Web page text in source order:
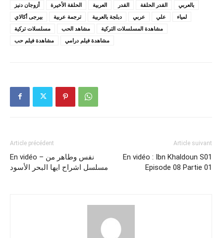
أزوجان دنيز
الحلقة الأخيرة العربية القدر القدر الحلقة
بالعربي
بيرجى أكالاي
ترجمة عربية دبلجة بالعربية عربي علي
لمياء
مسلسلات تركية
مشاهد الحب
مشاهدة المسلسلات التركية
مشاهدة فيلم حب
مشاهدة فيلم درامي
Article précédent
En vidéo – نفس وطاهر من
مسلسل اشراح ايها البحر الأسود
Article suivant
En vidéo : Ibn Khaldoun S01
Episode 08 Partie 01